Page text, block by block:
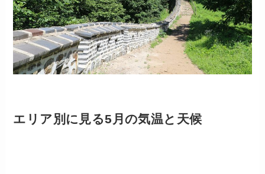
エリア別に見る5月の気温と天候